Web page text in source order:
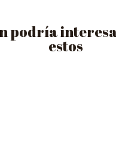
podría
estos